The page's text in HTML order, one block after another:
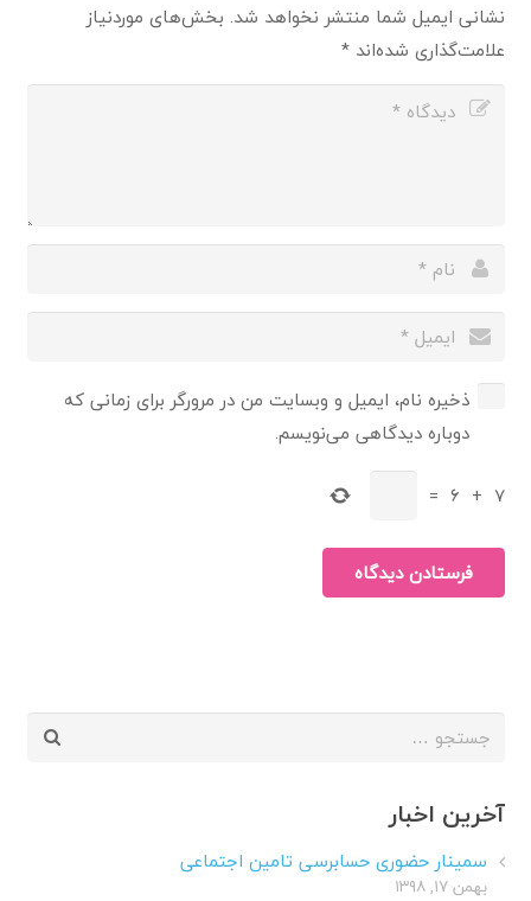
نشانی ایمیل شما منتشر نخواهد شد. بخش‌های موردنیاز
علامت‌گذاری شده‌اند*
ذخیره نام، ایمیل و وبسایت من در مرورگر برای زمانی که
دوباره دیدگاهی می‌نویسم.
7
+
6
=
فرستادن دیدگاه
جستجو
آخرین اخبار
سمینار حضوری حسابرسی تامین اجتماعی
بهمن ۱۷, ۱۳۹۸